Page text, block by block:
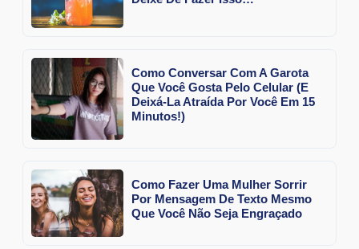
Como Conversar Com A Garota
Que Você Gosta Pelo Celular (E
Deixá-La Atraída Por Você Em 15
Minutos!)
Como Fazer Uma Mulher Sorrir
Por Mensagem De Texto Mesmo
Que Você Não Seja Engraçado